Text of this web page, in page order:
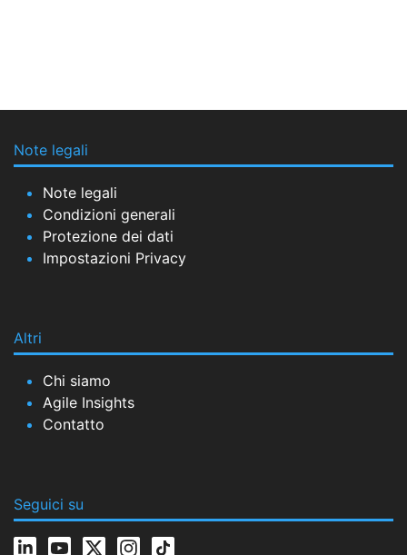
Note legali
Note legali
Condizioni generali
Protezione dei dati
Impostazioni Privacy
Altri
Chi siamo
Agile Insights
Contatto
Seguici su